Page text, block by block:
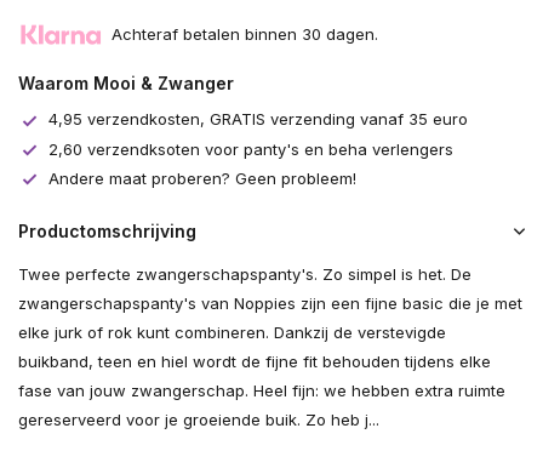
Achteraf betalen binnen 30 dagen.
Waarom Mooi & Zwanger
4,95 verzendkosten, GRATIS verzending vanaf 35 euro
2,60 verzendksoten voor panty's en beha verlengers
Andere maat proberen? Geen probleem!
Productomschrijving
Twee perfecte zwangerschapspanty's. Zo simpel is het. De
zwangerschapspanty's van Noppies zijn een fijne basic die je met
elke jurk of rok kunt combineren. Dankzij de verstevigde
buikband, teen en hiel wordt de fijne fit behouden tijdens elke
fase van jouw zwangerschap. Heel fijn: we hebben extra ruimte
gereserveerd voor je groeiende buik. Zo heb j...